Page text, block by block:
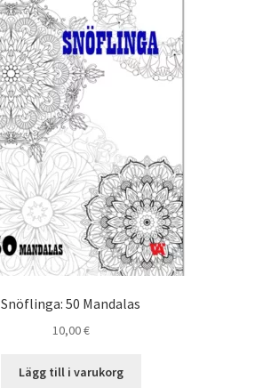
Snöflinga: 50 Mandalas
10,00€
Lägg till i varukorg